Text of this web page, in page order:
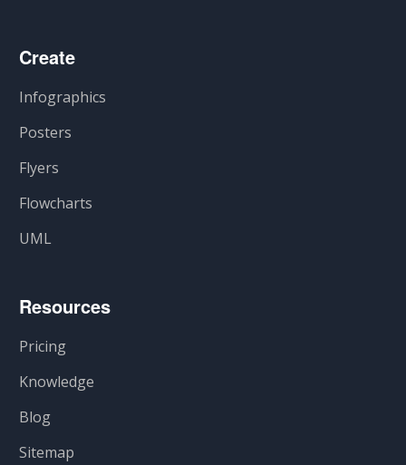
Create
Infographics
Posters
Flyers
Flowcharts
UML
Resources
Pricing
Knowledge
Blog
Sitemap